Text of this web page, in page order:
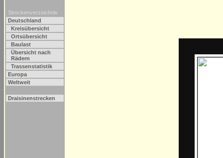
Streckenverzeichnis
Deutschland
Kreisübersicht
Ortsübersicht
Baulast
Übersicht nach
Rädern
Trassenstatistik
Europa
Weltweit
Draisinenstrecken